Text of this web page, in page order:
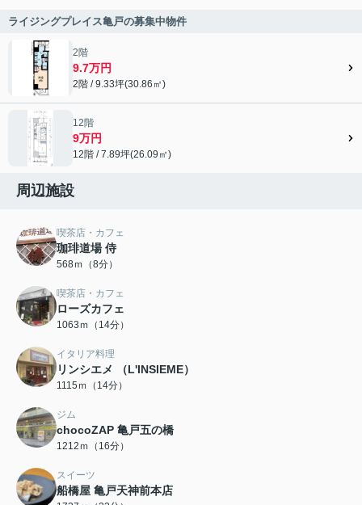
ライジングプレイス亀戸の募集中物件
2階
9.7万円
2階 / 9.33坪(30.86㎡)
12階
9万円
12階 / 7.89坪(26.09㎡)
周辺施設
喫茶店・カフェ
珈琲道場 侍
568ｍ（8分）
喫茶店・カフェ
ローズカフェ
1063ｍ（14分）
イタリア料理
リンシエメ （L'INSIEME）
1115ｍ（14分）
ジム
chocoZAP 亀戸五の橋
1212ｍ（16分）
スイーツ
船橋屋 亀戸天神前本店